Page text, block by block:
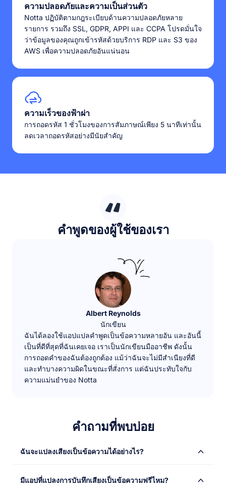
ความปลอดภัยและความเป็นส่วนตัว
Notta ปฏิบัติตามกฎระเบียบด้านความปลอดภัยหลาย
รายการ รวมถึง SSL, GDPR, APPI และ CCPA โปรดมั่นใจ
ว่าข้อมูลของคุณถูกเข้ารหัสด้วยบริการ RDP และ S3 ของ
AWS เพื่อความปลอดภัยอันแน่นอน
ความเร็วของฟ้าผ่า
การถอดรหัส 1 ชั่วโมงของการสัมภาษณ์เพียง 5 นาทีเท่านั้น
ลดเวลาถอดรหัสอย่างมีนัยสำคัญ
คำพูดของผู้ใช้ของเรา
Albert Reynolds
นักเขียน
ฉันได้ลองใช้แอปแปลคำพูดเป็นข้อความหลายอัน และอันนี้
เป็นที่ดีที่สุดที่ฉันเคยเจอ เราเป็นนักเขียนมืออาชีพ ดังนั้น
การถอดคำของฉันต้องถูกต้อง แม้ว่าฉันจะไม่มีสำเนียงที่ดี
และทำบางความผิดในขณะที่สั่งการ แต่ฉันประทับใจกับ
ความแม่นยำของ Notta
คำถามที่พบบ่อย
ฉันจะแปลงเสียงเป็นข้อความได้อย่างไร?
ปัญญาประดิษฐ์ที่รองรับได้ถึง 58 ภาษา นอกจากการถอดเสียง
มีแอปที่แปลงการบันทึกเสียงเป็นข้อความฟรีไหม?